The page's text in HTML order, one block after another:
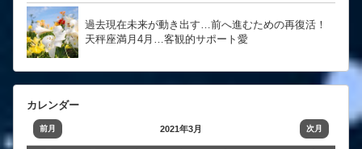
過去現在未来が動き出す…前へ進むための再復活！
天秤座満月4月…客観的サポート愛
カレンダー
前月 2021年3月 次月